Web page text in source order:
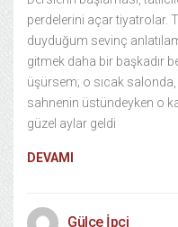
perdelerini açar tiyatrolar.
duyduğum sevinç
gitmek daha bir başkadır
üşürsem; o sıcak
sahnenin üstündeyken o
güzel aylar geldi
DEVAMI
Gülce İpci